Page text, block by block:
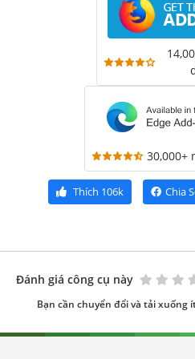
30,000+
Thích 106k Chia
Đánh giá công cụ này
Bạn cần chuyển đổi và tải